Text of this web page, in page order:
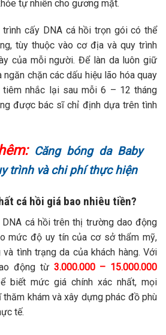
tự nhiên cho gương mặt.
trình cấy DNA cá hồi trọn gói có thể
tùy thuộc vào cơ địa và quy trình
của mỗi người. Để làn da luôn giữ
chặn các dấu hiệu lão hóa quay
nhắc lại sau mỗi 6 – 12 tháng
được bác sĩ chỉ định dựa trên tình
Căng bóng da Baby
trình và chi phí thực hiện
cá hồi giá bao nhiêu tiền?
cá hồi trên thị trường dao động
mức độ uy tín của cơ sở thẩm mỹ,
tình trạng da của khách hàng. Với
động từ 3.000.000 – 15.000.000
biết mức giá chính xác nhất, mọi
khám và xây dựng phác đồ phù
tế.